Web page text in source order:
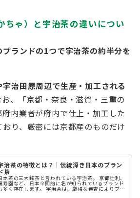
ちゃ）と宇治茶の違いについ
ランドの1つで宇治茶の約半分を
治田原周辺で生産・加工される
お、「京都・奈良・滋賀・三重の
内業者が府内で仕上・加工した
り、厳密には京都産のものだけ
治茶の特徴とは？｜伝統深き日本のブラン
茶
本茶の三大銘茶と言われている宇治茶。 京都辻利、
寿園など、日本全国的に名が知られているブランド
多く存在します。 宇治茶は、厳格な審査によりブラ
ド化されているのを知っていますか？ この記事で